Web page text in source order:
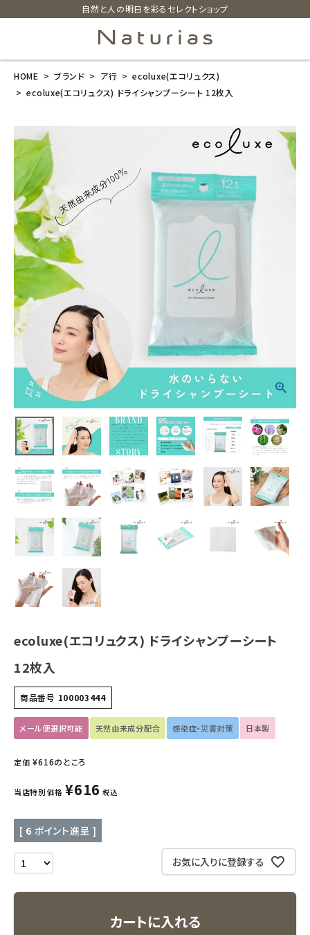
自然と人の明日を彩るセレクトショップ
search
ecoluxe(エコ
リュクス) ドラ
イシャンプーシ
ート 12枚入
¥
(税込)
ホーム
新商品
カテゴリーから探す
美容・コスメ・香水
衛生用品
日用品雑貨
フェムケア
インナー・下着・ナイトウェア
キッチン用品
フード・ドリンク
ブランド
オリジナルブランド
ナチュラムーン
エコリュクス
エコメイト
HOME ブランド ア行
ecoluxe(エコリュクス)
ecoluxe(エコリュクス) ドライシャンプーシート 12枚入
ecoluxe(エコリュクス) ドライシャンプーシート
12枚入
商品番号 100003444
メール便選択可能 天然由来成分配合 感染症・災害対策 日本製
定価 ¥616のところ
当店特別価格 ¥616 税込
[ 6 ポイント進呈 ]
お気に入りに登録する
カートに入れる